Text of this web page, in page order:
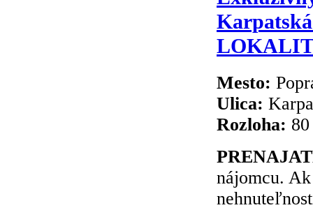
Karpatská
Mesto:
Ulica:
Rozloha:
nájomcu.